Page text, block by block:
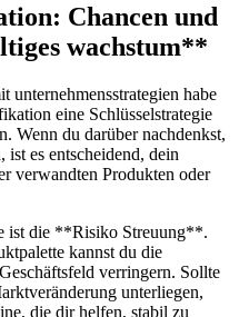
Chancen ‍und⁢
wachstum**
unternehmensstrategien habe
eine​ Schlüsselstrategie
Wenn du ⁢darüber ⁤nachdenkst,
es ⁣entscheidend, dein
verwandten Produkten oder⁢
ist die **Risiko Streuung**.
kannst du die⁣
verringern. Sollte
unterliegen,
die dir helfen, ⁣stabil zu